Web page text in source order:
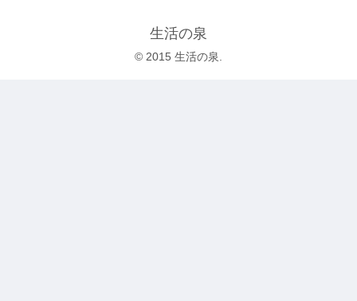
生活の泉
© 2015 生活の泉.